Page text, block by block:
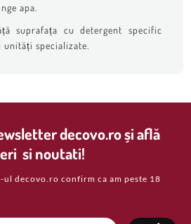
apa.
suprafața cu detergent specific
specializate.
decovo.ro și află
si noutati!
ul decovo.ro confirm ca am peste 18